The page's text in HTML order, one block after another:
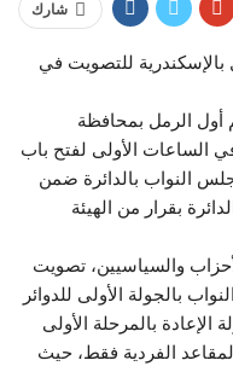
شارك
بالإسكندرية للتصويت في
أول الرمل بمحافظة
في الساعات الأولى لفتح باب
النواب بالدائرة ضمن
بقرار من الهيئة
والسياسيين، تصويت
بالجولة الأولى للدوائر
الإعادة بالمرحلة الأولى
الفردية فقط، حيث